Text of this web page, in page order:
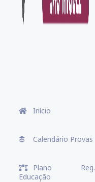
Início
Calendário Provas
Plano Reg.
Educação